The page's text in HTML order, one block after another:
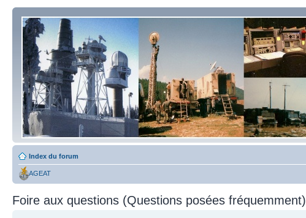
Index du forum
AGEAT
Foire aux questions (Questions posées fréquemment)